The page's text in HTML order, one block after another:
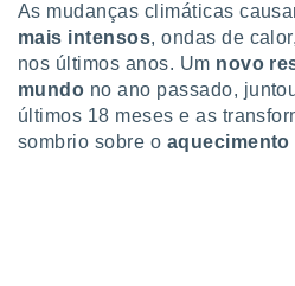
com
Pode
na nossa
e
As mudanças climáticas
mais intensos, ondas de
nos últimos anos. Um novo
mundo no ano passado,
últimos 18 meses e as
sombrio sobre o